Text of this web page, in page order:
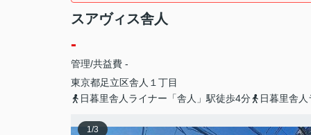
スアヴィス舎人
-
管理/共益費 -
東京都足立区舎人 １丁目
日暮里舎人ライナー「舎人」駅徒歩4分
日暮里舎
1/3